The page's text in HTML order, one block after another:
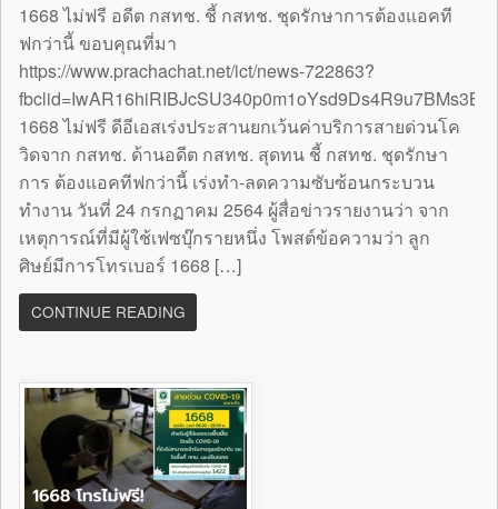
1668 ไม่ฟรี อดีต กสทช. ชี้ กสทช. ชุดรักษาการต้องแอคที
ฟกว่านี้ ขอบคุณที่มา
https://www.prachachat.net/ict/news-722863?
1668 ไม่ฟรี ดีอีเอสเร่งประสานยกเว้นค่าบริการสายด่วนโค
วิดจาก กสทช. ด้านอดีต กสทช. สุดทน ชี้ กสทช. ชุดรักษา
การ ต้องแอคทีฟกว่านี้ เร่งทำ-ลดความซับซ้อนกระบวน
ทำงาน วันที่ 24 กรกฏาคม 2564 ผู้สื่อข่าวรายงานว่า จาก
เหตุการณ์ที่มีผู้ใช้เฟซบุ๊กรายหนึ่ง โพสต์ข้อความว่า ลูก
ศิษย์มีการโทรเบอร์ 1668 […]
CONTINUE READING